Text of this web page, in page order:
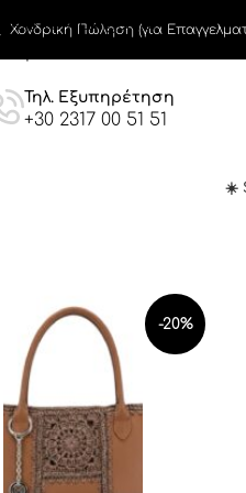
Skip to navigation
Χονδρική Πώληση (για
Τηλ. Εξυπηρέτηση
+30 2317 00 51 51
☀️
-20%